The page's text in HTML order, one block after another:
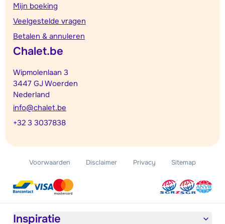
Mijn boeking
Veelgestelde vragen
Betalen & annuleren
Chalet.be
Wipmolenlaan 3
3447 GJ Woerden
Nederland
info@chalet.be
+32 3 3037838
Voorwaarden Disclaimer Privacy Sitemap
Inspiratie